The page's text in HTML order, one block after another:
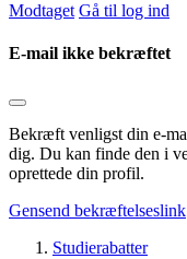
Modtaget Gå til log ind
E-mail ikke bekræftet
Bekræft venligst din e-
dig. Du kan finde den i
oprettede din profil.
Gensend bekræftelseslink
Studierabatter